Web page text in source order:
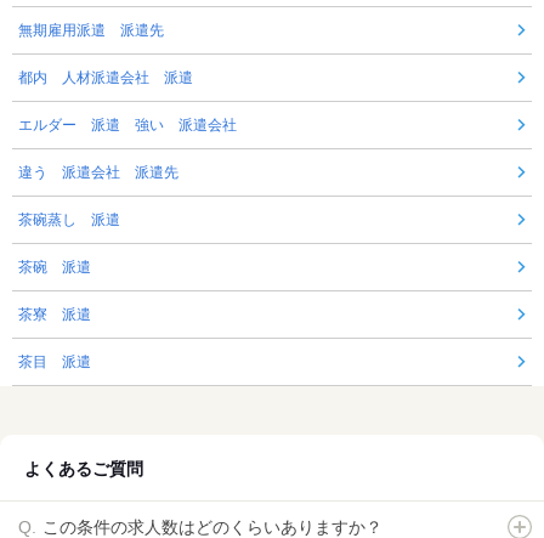
無期雇用派遣 派遣先
都内 人材派遣会社 派遣
エルダー 派遣 強い 派遣会社
違う 派遣会社 派遣先
茶碗蒸し 派遣
茶碗 派遣
茶寮 派遣
茶目 派遣
よくあるご質問
この条件の求人数はどのくらいありますか？